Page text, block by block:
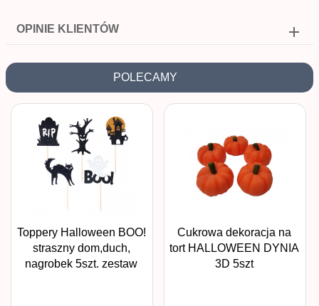
OPINIE KLIENTÓW
POLECAMY
Toppery Halloween BOO!
straszny dom,duch,
nagrobek 5szt. zestaw
Cukrowa dekoracja na
tort HALLOWEEN DYNIA
3D 5szt